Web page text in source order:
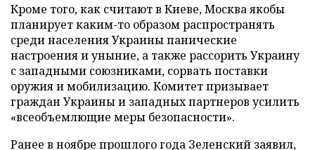
Кроме того, как считают в Киеве, Москва якобы
планирует каким-то образом распространять
среди населения Украины панические
настроения и уныние, а также рассорить Украину
с западными союзниками, сорвать поставки
оружия и мобилизацию. Комитет призывает
граждан Украины и западных партнеров усилить
«всеобъемлющие меры безопасности».
Ранее в ноябре прошлого года Зеленский заявил,